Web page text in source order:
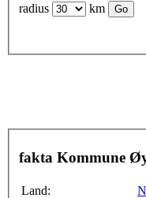
radius km
fakta
Land: